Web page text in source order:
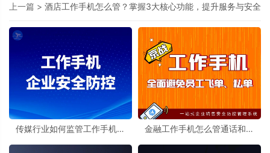
上一篇 > 酒店工作手机怎么管？掌握3大核心功能，提升服务与安全
传媒行业如何监管工作手机聊
金融工作手机怎么管通话和微
保障合规又高效